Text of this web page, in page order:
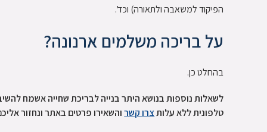
הפיקוד למשאבה ולתאורה) וכד'.
על בריכה משלמים ארנונה?
בהחלט כן.
לשאלות נוספות בנושא היתר בנייה לבריכת שחייה אשמח
טלפונית ללא עלותצרו קשרוהשאירו פרטים באתר ונחזור